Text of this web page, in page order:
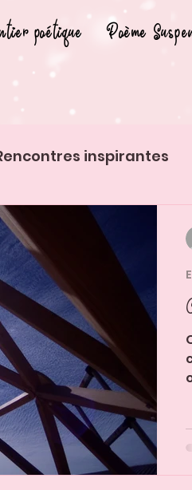
poétique Poème
inspirantes
insolites